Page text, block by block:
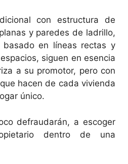
con estructura de
y paredes de ladrillo,
en líneas rectas y
siguen en esencia
a su promotor, pero con
hacen de cada vivienda
único.
defraudarán, a escoger
dentro de una